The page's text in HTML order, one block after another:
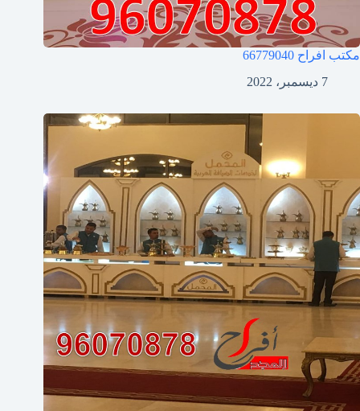
مكتب افراح 66779040
7 ديسمبر، 2022